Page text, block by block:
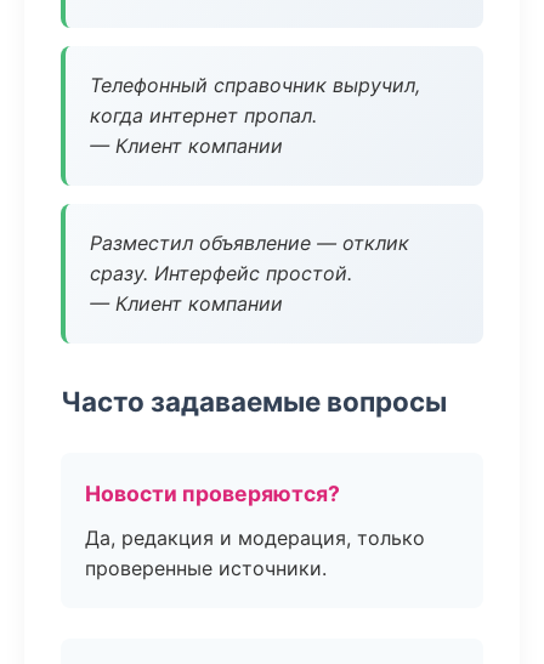
Телефонный справочник выручил,
когда интернет пропал.
— Клиент компании
Разместил объявление — отклик
сразу. Интерфейс простой.
— Клиент компании
Часто задаваемые вопросы
Новости проверяются?
Да, редакция и модерация, только
проверенные источники.